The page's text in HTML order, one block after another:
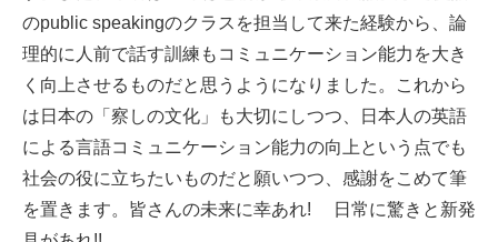
のpublic speakingのクラスを担当して来た経験から、論
理的に人前で話す訓練もコミュニケーション能力を大き
く向上させるものだと思うようになりました。これから
は日本の「察しの文化」も大切にしつつ、日本人の英語
による言語コミュニケーション能力の向上という点でも
社会の役に立ちたいものだと願いつつ、感謝をこめて筆
を置きます。皆さんの未来に幸あれ! 日常に驚きと新発